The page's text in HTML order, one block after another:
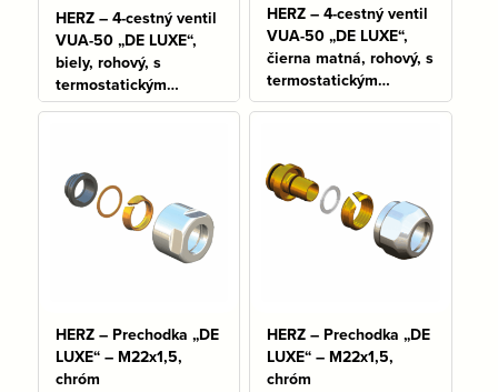
HERZ – 4-cestný ventil
VUA-50 „DE LUXE“,
biely, rohový, s
termostatickým
zvrškom
HERZ – 4-cestný ventil
VUA-50 „DE LUXE“,
čierna matná, rohový, s
termostatickým
zvrškom
HERZ – Prechodka „DE
LUXE“ – M22x1,5,
chróm
HERZ – Prechodka „DE
LUXE“ – M22x1,5,
chróm